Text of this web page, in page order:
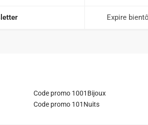
Expire
Code promo 1001Bijoux
Code promo 101Nuits